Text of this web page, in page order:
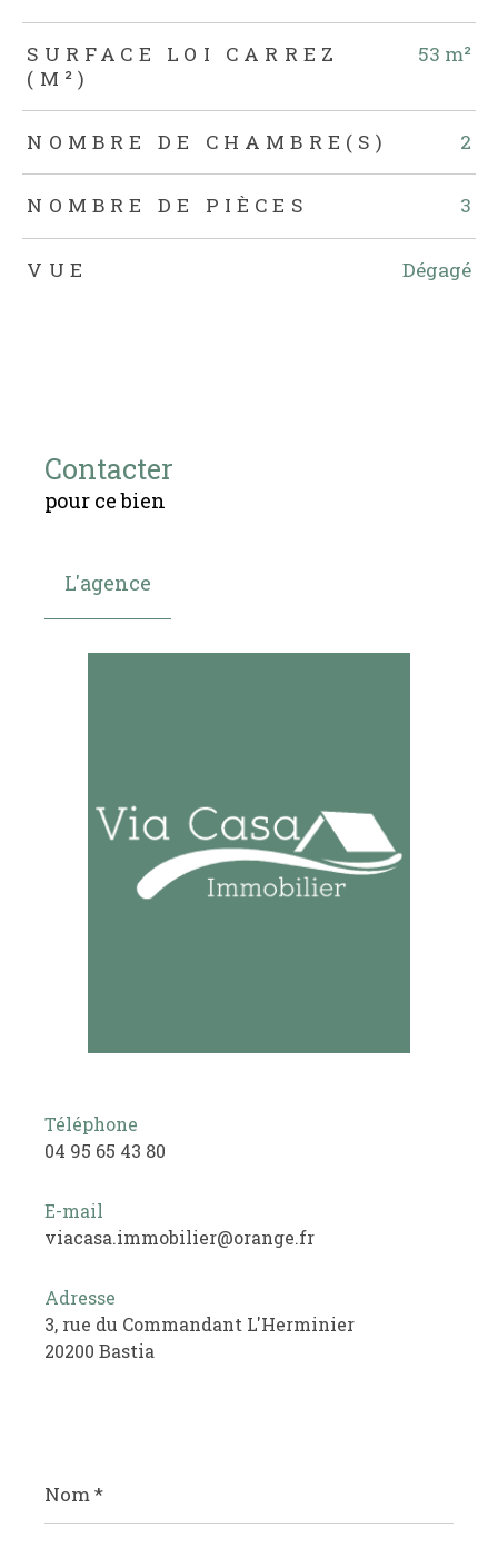
SURFACE LOI CARREZ
(M²)
53 m²
NOMBRE DE CHAMBRE(S) 2
NOMBRE DE PIÈCES 3
VUE Dégagé
Contacter
pour ce bien
L'agence
Téléphone
04 95 65 43 80
E-mail
viacasa.immobilier@orange.fr
Adresse
3, rue du Commandant L'Herminier
20200 Bastia
*